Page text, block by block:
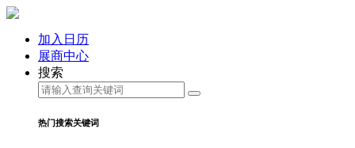
加入日历
展商中心
搜索
热门搜索关键词